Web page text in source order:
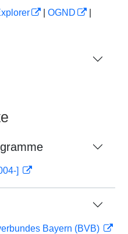
OGND
]
Bayern (BVB)